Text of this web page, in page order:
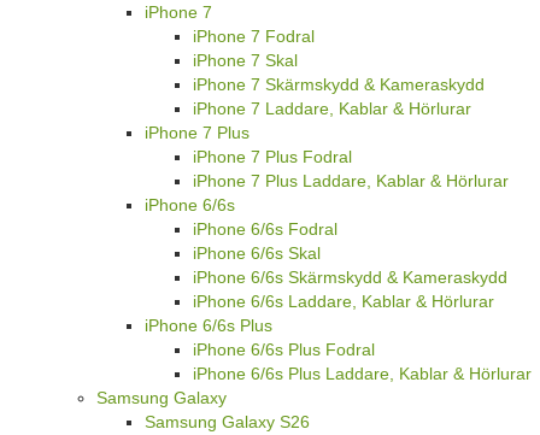
iPhone 7
iPhone 7 Fodral
iPhone 7 Skal
iPhone 7 Skärmskydd & Kameraskydd
iPhone 7 Laddare, Kablar & Hörlurar
iPhone 7 Plus
iPhone 7 Plus Fodral
iPhone 7 Plus Laddare, Kablar & Hörlurar
iPhone 6/6s
iPhone 6/6s Fodral
iPhone 6/6s Skal
iPhone 6/6s Skärmskydd & Kameraskydd
iPhone 6/6s Laddare, Kablar & Hörlurar
iPhone 6/6s Plus
iPhone 6/6s Plus Fodral
iPhone 6/6s Plus Laddare, Kablar & Hörlurar
Samsung Galaxy
Samsung Galaxy S26